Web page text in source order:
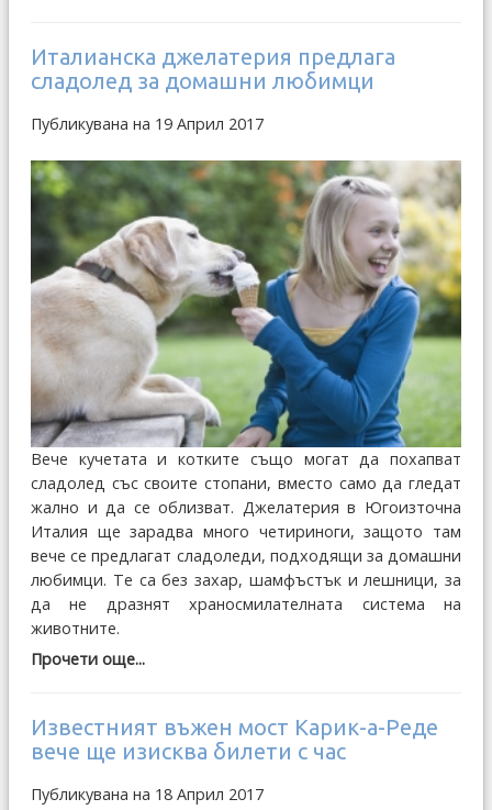
Италианска джелатерия предлага
сладолед за домашни любимци
Публикувана на 19 Април 2017
Вече кучетата и котките също могат да похапват
сладолед със своите стопани, вместо само да гледат
жално и да се облизват. Джелатерия в Югоизточна
Италия ще зарадва много четириноги, защото там
вече се предлагат сладоледи, подходящи за домашни
любимци. Те са без захар, шамфъстък и лешници, за
да не дразнят храносмилателната система на
животните.
Прочети още...
Известният въжен мост Карик-а-Реде
вече ще изисква билети с час
Публикувана на 18 Април 2017